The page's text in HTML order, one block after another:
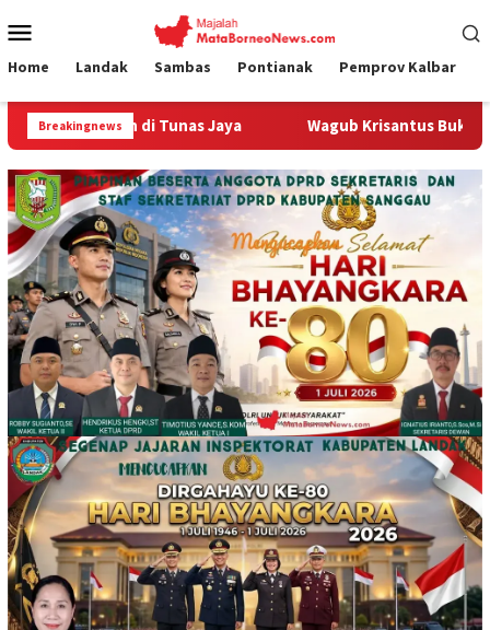
ke
Mobile
Home Landak Sambas Pontianak Pemprov Kalbar
Breakingnews
Wagub Krisantus Buka Perbakin Kalbar Cup 2026,